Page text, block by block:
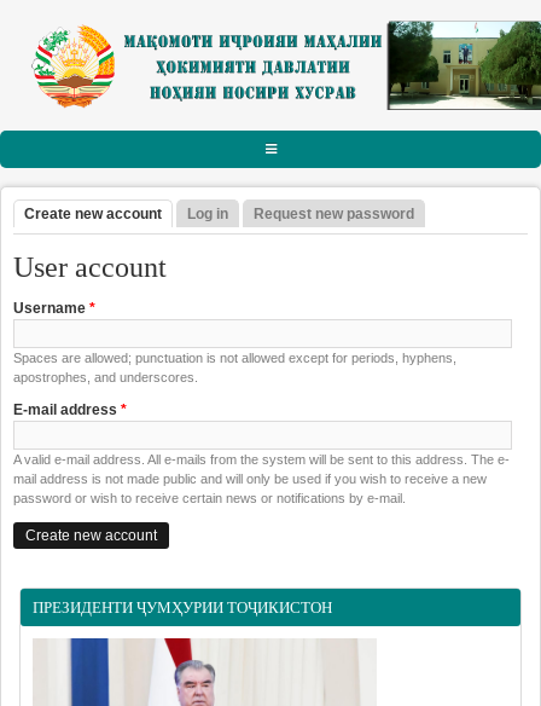
Skip to main content
АСОСӢ
РАИСИ НОҲИЯ
Суханрониҳо
Боздидҳо
Мулоқотҳо
МАҚОМОТИ ИҶРОИЯ
Муовинони раиси ноҳия
Сохтор
Primary tabs
Create new account (active tab)
Log in Request new password
User account
Username *
Spaces are allowed; punctuation is not allowed except for periods, hyphens,
apostrophes, and underscores.
E-mail address *
A valid e-mail address. All e-mails from the system will be sent to this address. The e-
mail address is not made public and will only be used if you wish to receive a new
password or wish to receive certain news or notifications by e-mail.
ПРЕЗИДЕНТИ ҶУМҲУРИИ ТОҶИКИСТОН